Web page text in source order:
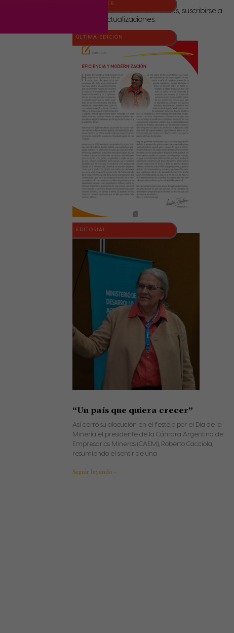
Para conocer las últimas noticias, suscribirse a
nuestras actualizaciones.
ÚLTIMA EDICIÓN
NEWSLETTER
EDITORIAL
“Un país que quiera crecer”
Así cerró su alocución en el festejo por el Día de la
Minería el presidente de la Cámara Argentina de
Empresarios Mineros (CAEM), Roberto Cacciola,
resumiendo el sentir de una
Seguir leyendo »